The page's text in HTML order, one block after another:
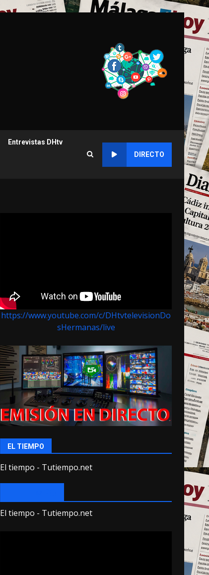
Entrevistas DHtv
DIRECTO
https://www.youtube.com/c/DHtvtelevisionDo
sHermanas/live
EL TIEMPO
El tiempo - Tutiempo.net
El tiempo - Tutiempo.net